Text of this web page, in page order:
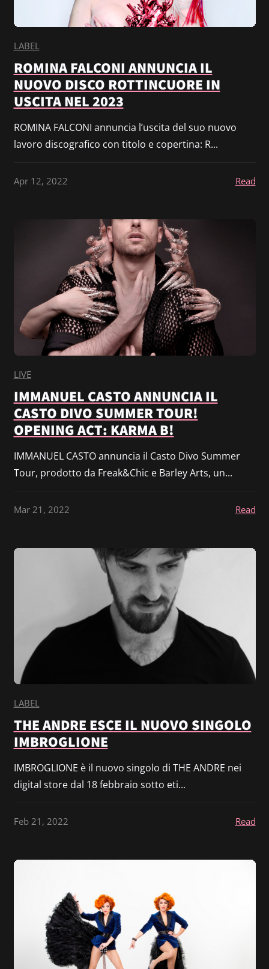
LABEL
ROMINA FALCONI ANNUNCIA IL
NUOVO DISCO ROTTINCUORE IN
USCITA NEL 2023
ROMINA FALCONI annuncia l’uscita del suo nuovo
lavoro discografico con titolo e copertina: R...
Apr 12, 2022 Read
LIVE
IMMANUEL CASTO ANNUNCIA IL
CASTO DIVO SUMMER TOUR!
OPENING ACT: KARMA B!
IMMANUEL CASTO annuncia il Casto Divo Summer
Tour, prodotto da Freak&Chic e Barley Arts, un...
Mar 21, 2022 Read
LABEL
THE ANDRE ESCE IL NUOVO SINGOLO
IMBROGLIONE
IMBROGLIONE è il nuovo singolo di THE ANDRE nei
digital store dal 18 febbraio sotto eti...
Feb 21, 2022 Read